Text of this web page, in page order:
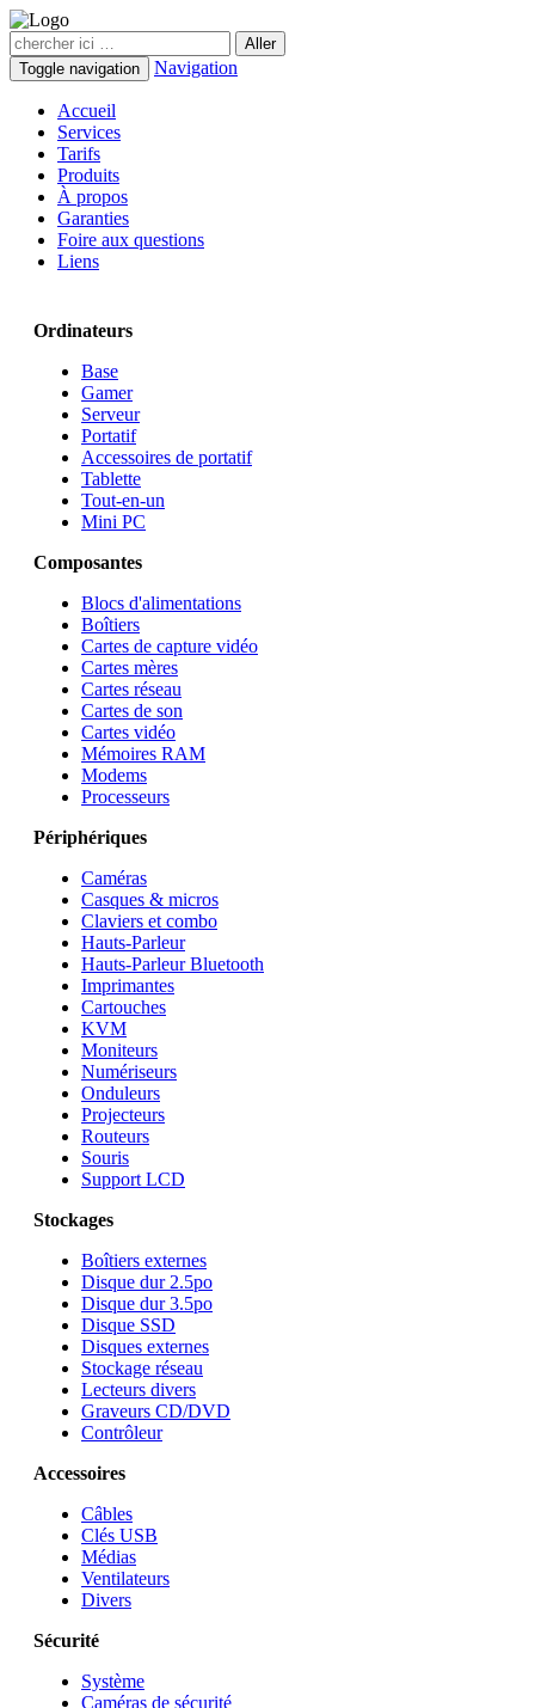
Toggle navigation Navigation
Accueil
Services
Tarifs
Produits
À propos
Garanties
Foire aux questions
Liens
Ordinateurs
Base
Gamer
Serveur
Portatif
Accessoires de portatif
Tablette
Tout-en-un
Mini PC
Composantes
Blocs d'alimentations
Boîtiers
Cartes de capture vidéo
Cartes mères
Cartes réseau
Cartes de son
Cartes vidéo
Mémoires RAM
Modems
Processeurs
Périphériques
Caméras
Casques & micros
Claviers et combo
Hauts-Parleur
Hauts-Parleur Bluetooth
Imprimantes
Cartouches
KVM
Moniteurs
Numériseurs
Onduleurs
Projecteurs
Routeurs
Souris
Support LCD
Stockages
Boîtiers externes
Disque dur 2.5po
Disque dur 3.5po
Disque SSD
Disques externes
Stockage réseau
Lecteurs divers
Graveurs CD/DVD
Contrôleur
Accessoires
Câbles
Clés USB
Médias
Ventilateurs
Divers
Sécurité
Système
Caméras de sécurité